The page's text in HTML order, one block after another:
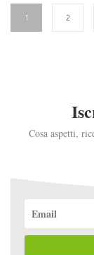
1 2
Cosa aspetti,